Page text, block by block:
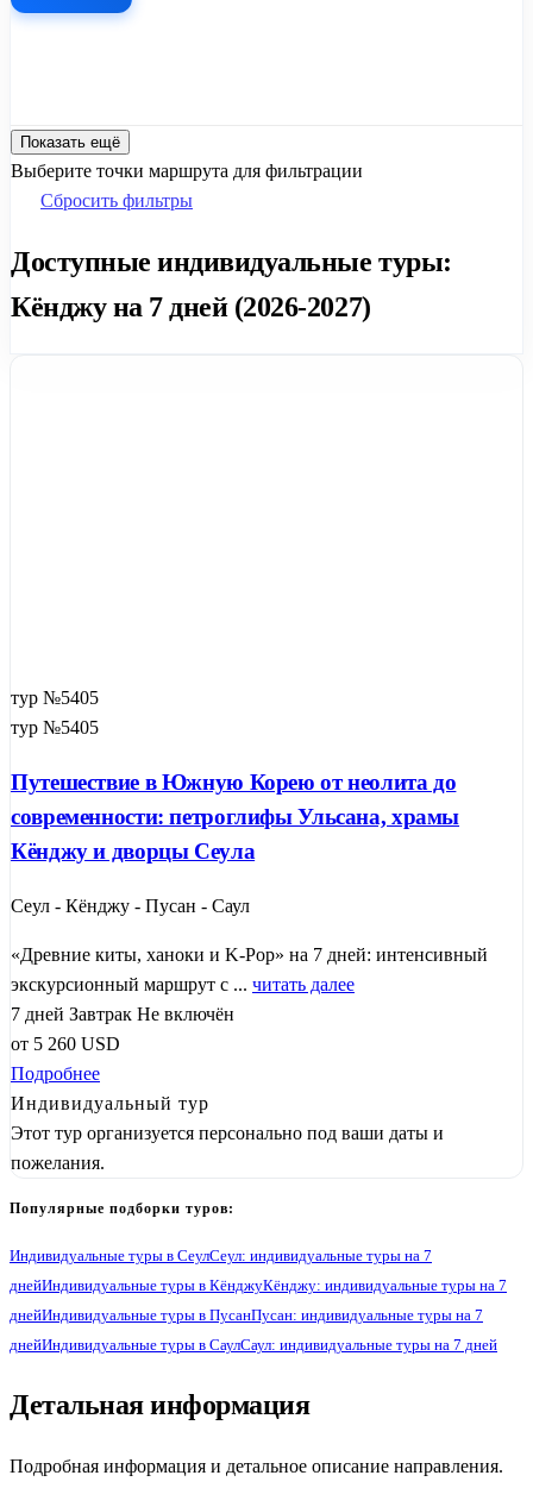
Показать ещё
Выберите точки маршрута для фильтрации
Сбросить фильтры
Доступные индивидуальные туры:
Кёнджу на 7 дней (2026-2027)
1
тур №5405
тур №5405
Путешествие в Южную Корею от неолита до
современности: петроглифы Ульсана, храмы
Кёнджу и дворцы Сеула
Сеул - Кёнджу - Пусан - Саул
«Древние киты, ханоки и K-Pop» на 7 дней: интенсивный
экскурсионный маршрут с ... читать далее
7 дней Завтрак Не включён
от 5 260 USD
Подробнее
Индивидуальный тур
Этот тур организуется персонально под ваши даты и
пожелания.
Популярные подборки туров:
Индивидуальные туры в СеулСеул: индивидуальные туры на 7
днейИндивидуальные туры в КёнджуКёнджу: индивидуальные туры на 7
днейИндивидуальные туры в ПусанПусан: индивидуальные туры на 7
днейИндивидуальные туры в СаулСаул: индивидуальные туры на 7 дней
Детальная информация
Подробная информация и детальное описание направления.